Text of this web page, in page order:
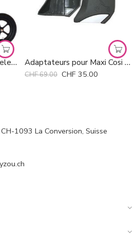
Habillage Bugaboo Cameleon Mama La * Adaptateurs pour Maxi Cosi Xplory *
CHF69.00 CHF 35.00
1093 La Conversion, Suisse